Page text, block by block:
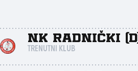
NK Radnički (D)
TRENUTNI KLUB